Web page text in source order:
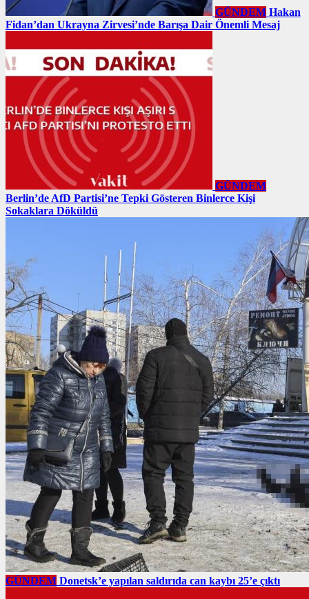
GÜNDEM Hakan
Fidan’dan Ukrayna Zirvesi’nde Barışa Dair Önemli Mesaj
GÜNDEM
Berlin’de AfD Partisi’ne Tepki Gösteren Binlerce Kişi
Sokaklara Döküldü
GÜNDEM Donetsk’e yapılan saldırıda can kaybı 25’e çıktı